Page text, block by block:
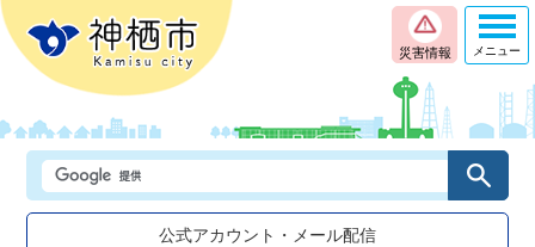
災害情報
公式アカウント・メール配信
メニュー